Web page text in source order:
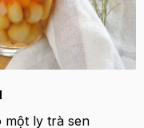
một ly trà sen